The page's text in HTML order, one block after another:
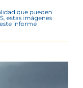
que pueden
estas imágenes
informe